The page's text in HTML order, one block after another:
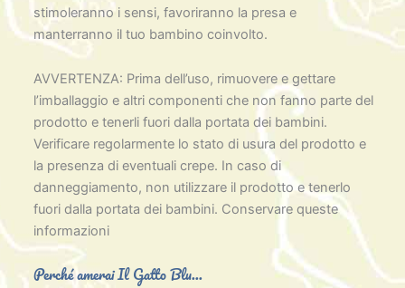
stimoleranno i sensi, favoriranno la presa e
manterranno il tuo bambino coinvolto.
AVVERTENZA: Prima dell’uso, rimuovere e gettare
l’imballaggio e altri componenti che non fanno parte del
prodotto e tenerli fuori dalla portata dei bambini.
Verificare regolarmente lo stato di usura del prodotto e
la presenza di eventuali crepe. In caso di
danneggiamento, non utilizzare il prodotto e tenerlo
fuori dalla portata dei bambini. Conservare queste
informazioni
Perché amerai Il Gatto Blu...